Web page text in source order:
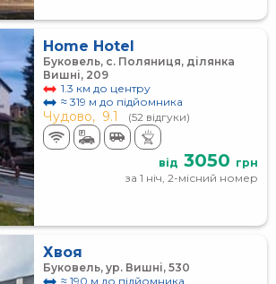
Home Hotel
Буковель, с. Поляниця, ділянка
Вишні, 209
1.3 км до центру
≈ 319 м до підйомника
Чудово, 9.1 (52 відгуки)
від 3050 грн
за 1 ніч, 2-місний номер
Хвоя
Буковель, ур. Вишні, 530
≈ 190 м до підйомника